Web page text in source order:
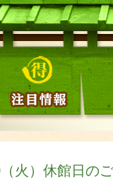
火）休館日の